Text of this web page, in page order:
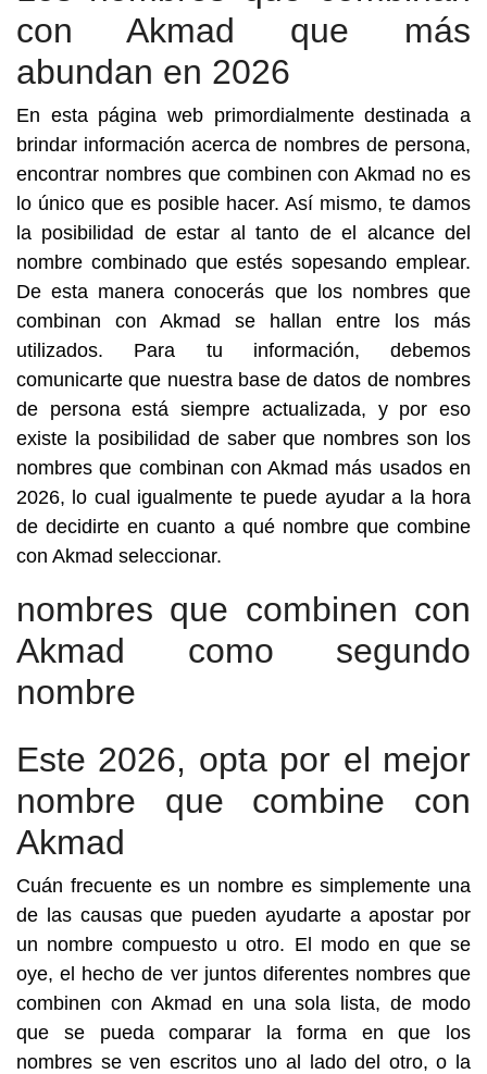
con Akmad que más
abundan en 2026
En esta página web primordialmente destinada a
brindar información acerca de nombres de persona,
encontrar nombres que combinen con Akmad no es
lo único que es posible hacer. Así mismo, te damos
la posibilidad de estar al tanto de el alcance del
nombre combinado que estés sopesando emplear.
De esta manera conocerás que los nombres que
combinan con Akmad se hallan entre los más
utilizados. Para tu información, debemos
comunicarte que nuestra base de datos de nombres
de persona está siempre actualizada, y por eso
existe la posibilidad de saber que nombres son los
nombres que combinan con Akmad más usados en
2026, lo cual igualmente te puede ayudar a la hora
de decidirte en cuanto a qué nombre que combine
con Akmad seleccionar.
nombres que combinen con
Akmad como segundo
nombre
Este 2026, opta por el mejor
nombre que combine con
Akmad
Cuán frecuente es un nombre es simplemente una
de las causas que pueden ayudarte a apostar por
un nombre compuesto u otro. El modo en que se
oye, el hecho de ver juntos diferentes nombres que
combinen con Akmad en una sola lista, de modo
que se pueda comparar la forma en que los
nombres se ven escritos uno al lado del otro, o la